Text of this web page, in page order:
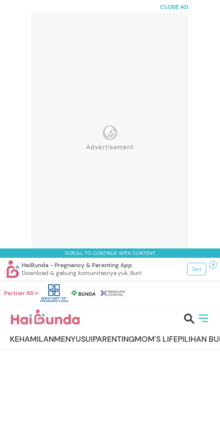
CLOSE AD
SCROLL TO CONTINUE WITH CONTENT
HaiBunda - Pregnancy & Parenting App
Download & gabung komunitasnya yuk, Bun!
Get
Partner RS
KEHAMILANMENYUSUIPARENTINGMOM'S LIFEPILIHAN